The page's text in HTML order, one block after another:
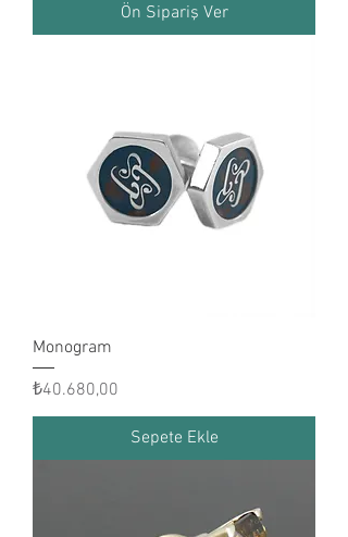
Ön Sipariş Ver
Monogram
Fiyat
₺40.680,00
Sepete Ekle